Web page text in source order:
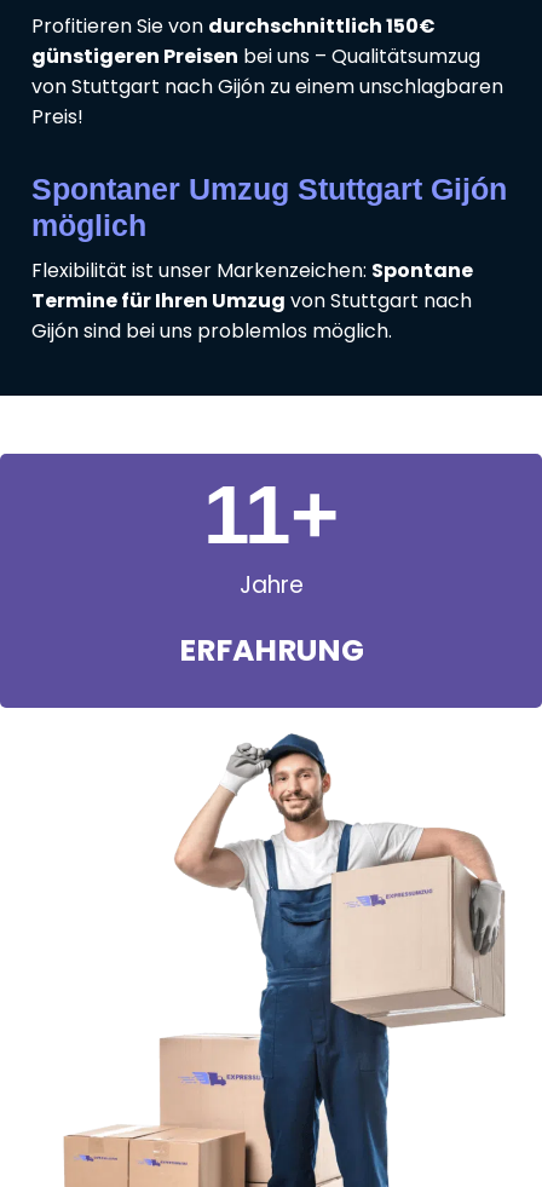
Profitieren Sie von durchschnittlich 150€
günstigeren Preisen bei uns – Qualitätsumzug
von Stuttgart nach Gijón zu einem unschlagbaren
Preis!
Spontaner Umzug Stuttgart Gijón
möglich
Flexibilität ist unser Markenzeichen: Spontane
Termine für Ihren Umzug von Stuttgart nach
Gijón sind bei uns problemlos möglich.
Jahre
ERFAHRUNG
11+